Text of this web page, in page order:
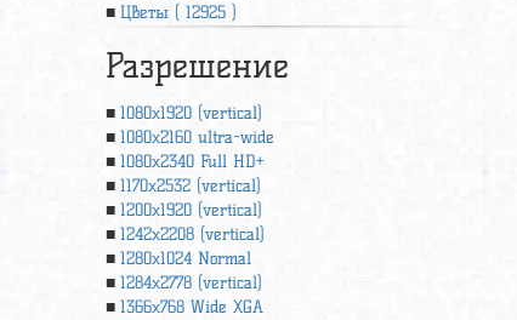
Цветы ( 12925 )
Разрешение
1080x1920 (vertical)
1080x2160 ultra-wide
1080x2340 Full HD+
1170x2532 (vertical)
1200x1920 (vertical)
1242x2208 (vertical)
1280x1024 Normal
1284x2778 (vertical)
1366х768 Wide XGA